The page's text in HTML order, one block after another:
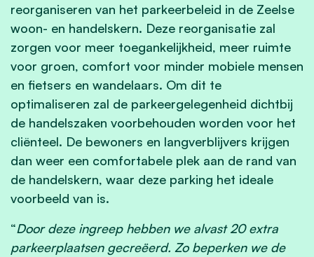
reorganiseren van het parkeerbeleid in de Zeelse
woon- en handelskern. Deze reorganisatie zal
zorgen voor meer toegankelijkheid, meer ruimte
voor groen, comfort voor minder mobiele mensen
en fietsers en wandelaars. Om dit te
optimaliseren zal de parkeergelegenheid dichtbij
de handelszaken voorbehouden worden voor het
cliënteel. De bewoners en langverblijvers krijgen
dan weer een comfortabele plek aan de rand van
de handelskern, waar deze parking het ideale
voorbeeld van is.
“Door deze ingreep hebben we alvast 20 extra
parkeerplaatsen gecreëerd. Zo beperken we de